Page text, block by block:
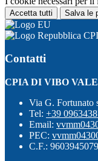
Accetta tutti Salva le
Contatti
CPIA DI VIBO
Via G. Fortunato
Tel: +39
Email:
PEC:
C.F.: